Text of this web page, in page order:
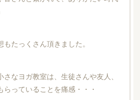
たっくさん頂きました。
なヨガ教室は、生徒さんや友人、
っていることを痛感・・・